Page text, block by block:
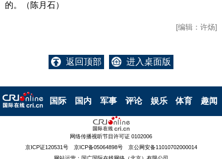
的。（陈月石）
[编辑：许炀]
返回顶部 进入桌面版
国际 国内 军事 评论 娱乐 体育 趣闻
网络传播视听节目许可证 0102006
京ICP证120531号 京ICP备05064898号 京公网安备11010702000014